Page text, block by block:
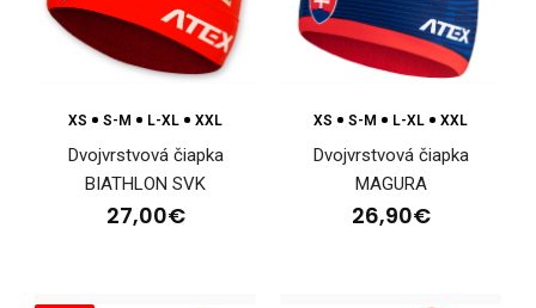
Čiapka obojstranná Winterman, priliehavá ružová
XS S-M L-XL XXL
Dvojvrstvová čiapka
BIATHLON SVK
27,00€
XS S-M L-XL XXL
Dvojvrstvová čiapka
MAGURA
26,90€